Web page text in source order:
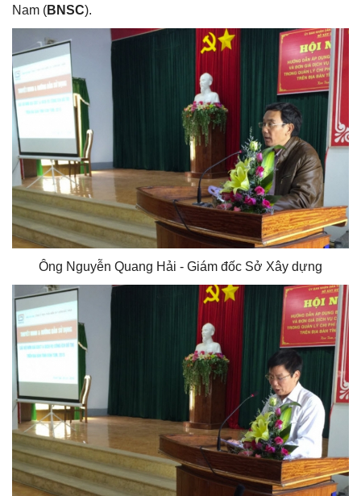
Nam (BNSC).
Ông Nguyễn Quang Hải - Giám đốc Sở Xây dựng